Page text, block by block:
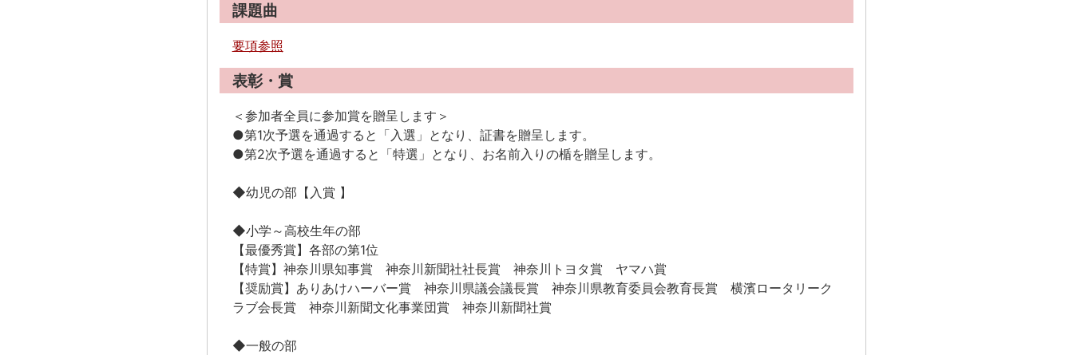
課題曲
要項参照
表彰・賞
＜参加者全員に参加賞を贈呈します＞
●第1次予選を通過すると「入選」となり、証書を贈呈します。
●第2次予選を通過すると「特選」となり、お名前入りの楯を贈呈します。
◆幼児の部【入賞 】
◆小学～高校生年の部
【最優秀賞】各部の第1位
【特賞】神奈川県知事賞 神奈川新聞社社長賞 神奈川トヨタ賞 ヤマハ賞
【奨励賞】ありあけハーバー賞 神奈川県議会議長賞 神奈川県教育委員会教育長賞 横濱ロータリーク
ラブ会長賞 神奈川新聞文化事業団賞 神奈川新聞社賞
◆一般の部